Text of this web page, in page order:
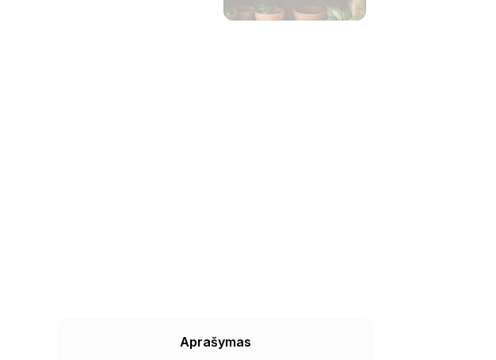
Aprašymas